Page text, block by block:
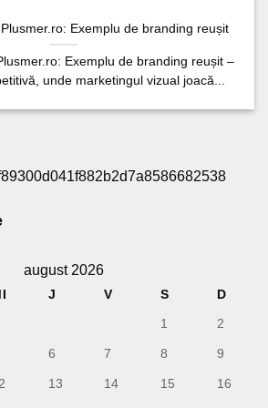
Exemplu de branding reușit
Exemplu de branding reușit –
unde marketingul vizual joacă...
august 2026
J V S
D
1
2
6 7 8 9
13 14 15 16